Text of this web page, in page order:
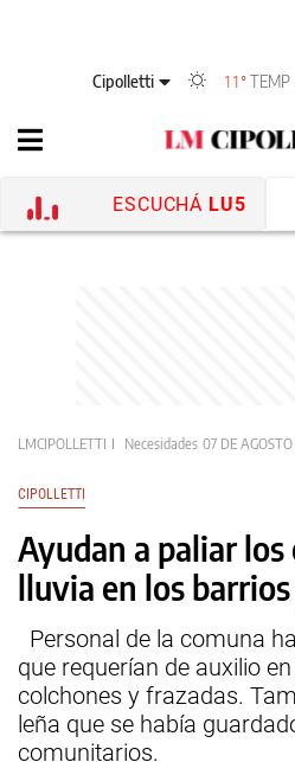
Cipolletti 11° TEMP
ESCUCHÁ LU5
LMCIPOLLETTI Necesidades 07 DE
CIPOLLETTI
Ayudan a paliar los
lluvia en los
Personal de la comuna
que requerían de auxilio
colchones y frazadas.
leña que se había
comunitarios.